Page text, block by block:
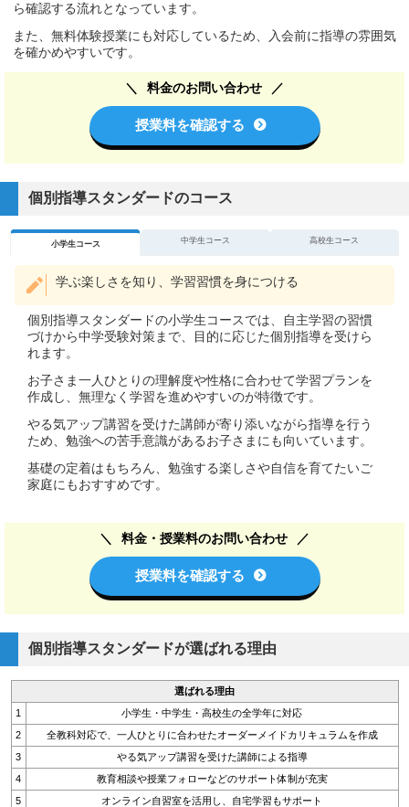
ら確認する流れとなっています。
また、無料体験授業にも対応しているため、入会前に指導の雰囲気
を確かめやすいです。
料金のお問い合わせ
授業料を確認する
個別指導スタンダードのコース
小学生コース
学ぶ楽しさを知り、学習習慣を身につける
個別指導スタンダードの小学生コースでは、自主学習の習慣
づけから中学受験対策まで、目的に応じた個別指導を受けら
れます。
お子さま一人ひとりの理解度や性格に合わせて学習プランを
作成し、無理なく学習を進めやすいのが特徴です。
やる気アップ講習を受けた講師が寄り添いながら指導を行う
ため、勉強への苦手意識があるお子さまにも向いています。
基礎の定着はもちろん、勉強する楽しさや自信を育てたいご
家庭にもおすすめです。
中学生コース 高校生コース
料金・授業料のお問い合わせ
授業料を確認する
個別指導スタンダードが選ばれる理由
選ばれる理由
1
小学生・中学生・高校生の全学年に対応
2
全教科対応で、一人ひとりに合わせたオーダーメイドカリキュラムを作成
3
やる気アップ講習を受けた講師による指導
4
教育相談や授業フォローなどのサポート体制が充実
5
オンライン自習室を活用し、自宅学習もサポート